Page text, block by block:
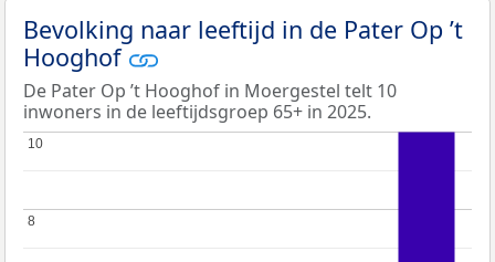
Bevolking naar leeftijd in de Pater Op ’t
Hooghof
De Pater Op ’t Hooghof in Moergestel telt 10
inwoners in de leeftijdsgroep 65+ in 2025.
8
8
10
10